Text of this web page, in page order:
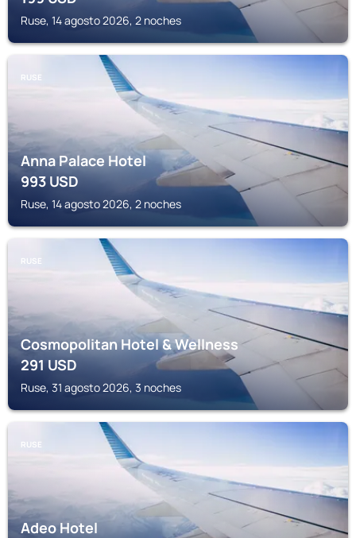
Ruse, 14 agosto 2026, 2 noches
RUSE
Anna Palace Hotel
993USD
Ruse, 14 agosto 2026, 2 noches
RUSE
Cosmopolitan Hotel & Wellness
291USD
Ruse, 31 agosto 2026, 3 noches
RUSE
Adeo Hotel